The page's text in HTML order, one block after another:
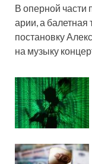
В оперной части
арии, а балетная
постановку
на музыку